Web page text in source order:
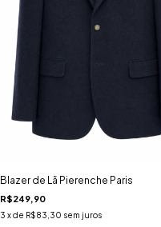
Blazer de Lã Pierenche Paris
R$249,90
3 x de R$83,30 sem juros